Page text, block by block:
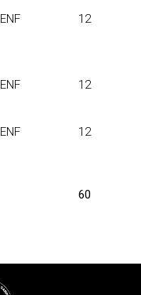
ENF 12
ENF 12
ENF 12
60